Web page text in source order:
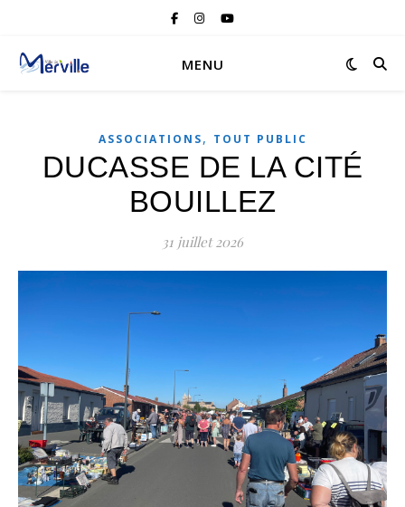
MENU
ASSOCIATIONS, TOUT PUBLIC
DUCASSE DE LA CITÉ
BOUILLEZ
31 juillet 2026